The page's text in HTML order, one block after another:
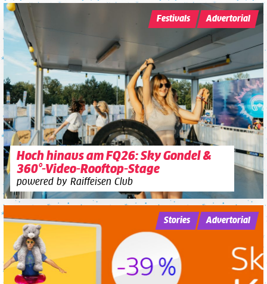
Hoch hinaus am FQ26: Sky Gondel &
360°-Video-Rooftop-Stage
powered by Raiffeisen Club
Festivals Advertorial
Stories Advertorial